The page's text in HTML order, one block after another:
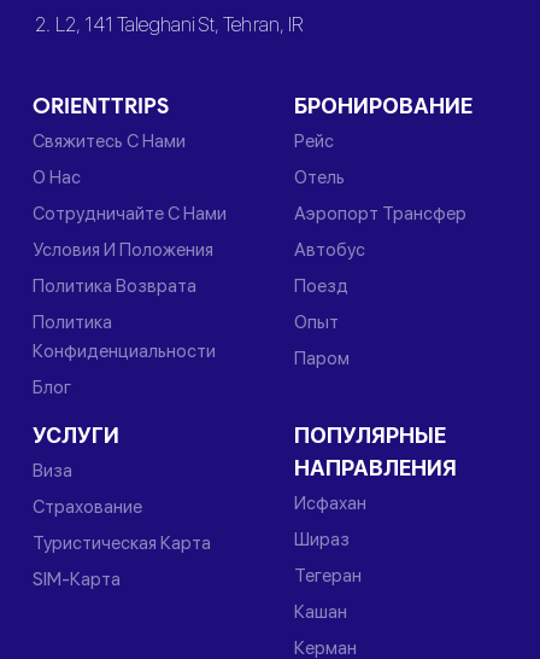
2. L2, 141 Taleghani St, Tehran, IR
ORIENTTRIPS
Свяжитесь С Нами
О Нас
Сотрудничайте С Нами
Условия И Положения
Политика Возврата
Политика
Конфиденциальности
Блог
БРОНИРОВАНИЕ
Рейс
Отель
Аэропорт Трансфер
Автобус
Поезд
Опыт
Паром
УСЛУГИ
Виза
Страхование
Туристическая Карта
SIM-Карта
ПОПУЛЯРНЫЕ
НАПРАВЛЕНИЯ
Исфахан
Шираз
Тегеран
Кашан
Керман